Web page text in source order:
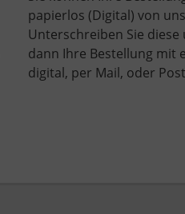
papierlos (Digital) von
Unterschreiben Sie diese
dann Ihre Bestellung mit
digital, per Mail, oder